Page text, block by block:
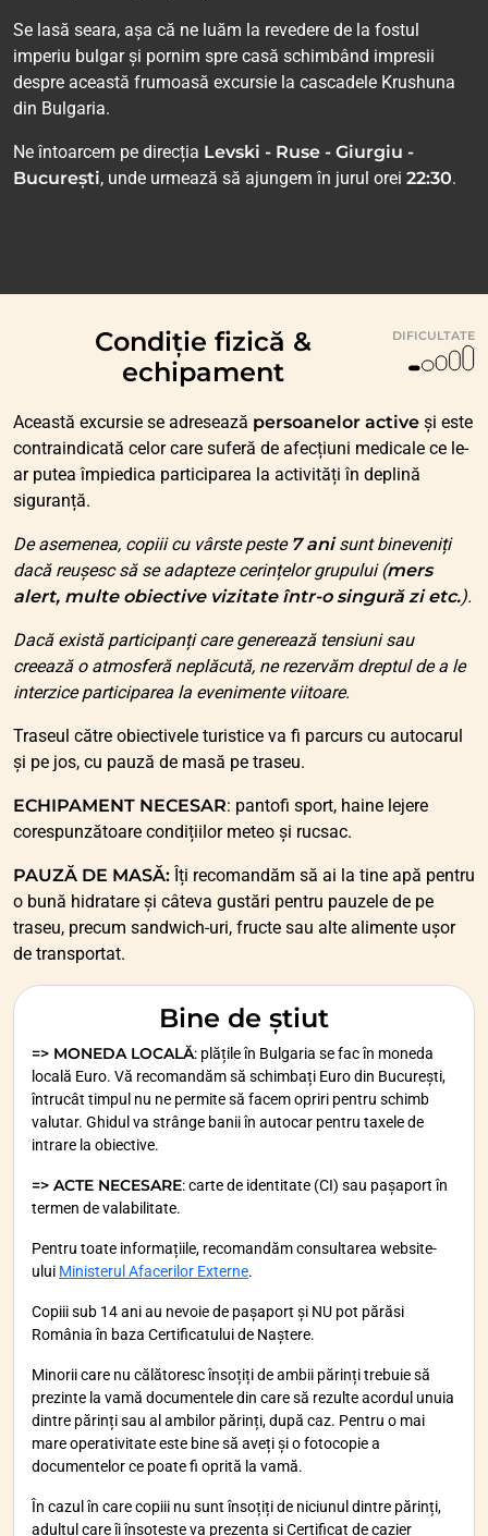
Se lasă seara, așa că ne luăm la revedere de la fostul
imperiu bulgar și pornim spre casă schimbând impresii
despre această frumoasă excursie la cascadele Krushuna
din Bulgaria.
Ne întoarcem pe direcția Levski - Ruse - Giurgiu -
București, unde urmează să ajungem în jurul orei 22:30.
Bine de știut
=> MONEDA LOCALĂ: plățile în Bulgaria se fac în moneda
locală Euro. Vă recomandăm să schimbați Euro din București,
întrucât timpul nu ne permite să facem opriri pentru schimb
valutar. Ghidul va strânge banii în autocar pentru taxele de
intrare la obiective.
=> ACTE NECESARE: carte de identitate (CI) sau pașaport în
termen de valabilitate.
Pentru toate informațiile, recomandăm consultarea website-
ului Ministerul Afacerilor Externe.
Copiii sub 14 ani au nevoie de pașaport și NU pot părăsi
România în baza Certificatului de Naștere.
Minorii care nu călătoresc însoțiți de ambii părinți trebuie să
prezinte la vamă documentele din care să rezulte acordul unuia
dintre părinți sau al ambilor părinți, după caz. Pentru o mai
mare operativitate este bine să aveți și o fotocopie a
documentelor ce poate fi oprită la vamă.
În cazul în care copiii nu sunt însoțiți de niciunul dintre părinți,
adultul care îi însoțește va prezenta și Certificat de cazier
Condiție fizică &
echipament
DIFICULTATE
Această excursie se adresează persoanelor active și este
contraindicată celor care suferă de afecțiuni medicale ce le-
ar putea împiedica participarea la activități în deplină
siguranță.
De asemenea, copiii cu vârste peste 7 anisunt bineveniți
dacă reușesc să se adapteze cerințelor grupului (mers
alert, multe obiective vizitate într-o singură zi etc.).
Dacă există participanți care generează tensiuni sau
creează o atmosferă neplăcută, ne rezervăm dreptul de a le
interzice participarea la evenimente viitoare.
Traseul către obiectivele turistice va fi parcurs cu autocarul
și pe jos, cu pauză de masă pe traseu.
ECHIPAMENT NECESAR: pantofi sport, haine lejere
corespunzătoare condițiilor meteo și rucsac.
PAUZĂ DE MASĂ: Îți recomandăm să ai la tine apă pentru
o bună hidratare și câteva gustări pentru pauzele de pe
traseu, precum sandwich-uri, fructe sau alte alimente ușor
de transportat.